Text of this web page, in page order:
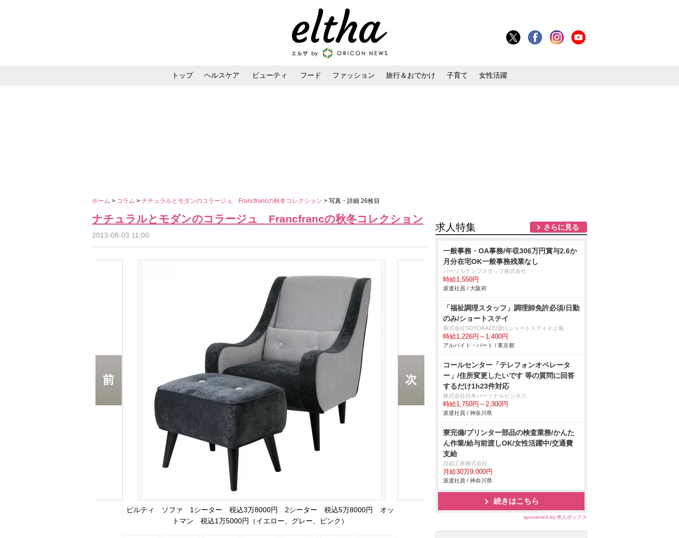
トップ ヘルスケア ビューティ フード ファッション 旅行＆おでかけ 子育て 女性活躍
ホーム > コラム > ナチュラルとモダンのコラージュ Francfrancの秋冬コレクション > 写真・詳細 26枚目
ナチュラルとモダンのコラージュ Francfrancの秋冬コレクション
2013-08-03 11:00
ピルティ ソファ 1シーター 税込3万8000円 2シーター 税込5万8000円 オッ
トマン 税込1万5000円（イエロー、グレー、ピンク）
求人特集 さらに見る
一般事務・OA事務/年収306万円賞与2.6か
月分在宅OK一般事務残業なし
パーソルテンプスタッフ株式会社
時給1,550円
派遣社員 / 大阪府
「福祉調理スタッフ」調理師免許必須/日勤
のみ/ショートステイ
株式会社SOYOKAZE/淵江ショートステイそよ風
時給1,226円～1,400円
アルバイト・パート / 東京都
コールセンター「テレフォンオペレータ
ー」/住所変更したいです 等の質問に回答
するだけ1h23件対応
株式会社日本パーソナルビジネス
時給1,750円～2,300円
派遣社員 / 神奈川県
寮完備/プリンター部品の検査業務/かんた
ん作業/給与前渡しOK/女性活躍中/交通費
支給
日総工産株式会社
月給30万9,000円
派遣社員 / 神奈川県
続きはこちら
sponsored by 求人ボックス